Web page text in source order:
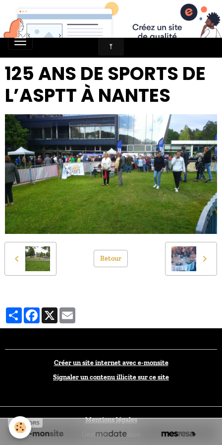
125 ANS DE SPORTS DE
L’ASPTT À NANTES
Retour
PartagerFacebook
X
Créer un site internet avec e-monsite
Signaler un contenu illicite sur ce site
Mentions légales
Gestion des cookies
SPONSORS